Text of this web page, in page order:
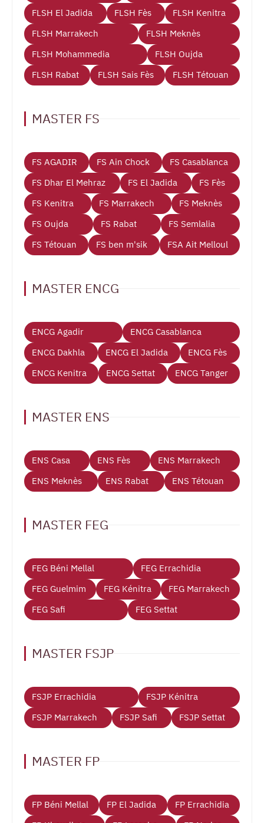
FLSH El Jadida
FLSH Fès
FLSH Kenitra
FLSH Marrakech
FLSH Meknès
FLSH Mohammedia
FLSH Oujda
FLSH Rabat
FLSH Sais Fès FLSH Tétouan
MASTER FS
FS AGADIR FS Ain Chock
FS Casablanca
FS Dhar El Mehraz
FS El Jadida
FS Fès
FS Kenitra
FS Marrakech
FS Meknès
FS Oujda
FS Rabat
FS Semlalia
FS Tétouan
FS ben m'sik FSA Ait Melloul
MASTER ENCG
ENCG Agadir
ENCG Casablanca
ENCG Dakhla
ENCG El Jadida
ENCG Fès
ENCG Kenitra
ENCG Settat ENCG Tanger
MASTER ENS
ENS Casa ENS Fès
ENS Marrakech
ENS Meknès
ENS Rabat ENS Tétouan
MASTER FEG
FEG Béni Mellal
FEG Errachidia
FEG Guelmim
FEG Kénitra
FEG Marrakech
FEG Safi
FEG Settat
MASTER FSJP
FSJP Errachidia
FSJP Kénitra
FSJP Marrakech
FSJP Safi FSJP Settat
MASTER FP
FP Béni Mellal FP El Jadida
FP Errachidia